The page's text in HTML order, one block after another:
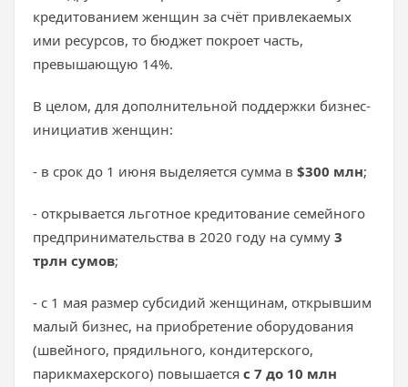
кредитованием женщин за счёт привлекаемых
ими ресурсов, то бюджет покроет часть,
превышающую 14%.
В целом, для дополнительной поддержки бизнес-
инициатив женщин:
- в срок до 1 июня выделяется сумма в $300 млн;
- открывается льготное кредитование семейного
предпринимательства в 2020 году на сумму 3
трлн сумов;
- с 1 мая размер субсидий женщинам, открывшим
малый бизнес, на приобретение оборудования
(швейного, прядильного, кондитерского,
парикмахерского) повышается с 7 до 10 млн